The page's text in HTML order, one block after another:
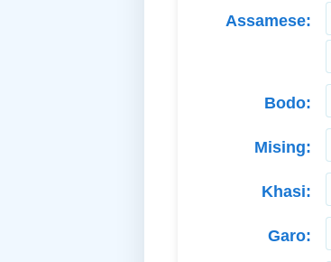
Assamese:
Bodo:
Mising:
Khasi:
Garo: